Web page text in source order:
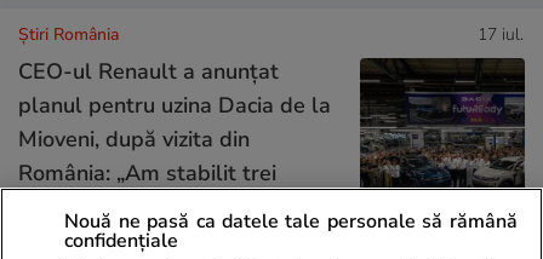
Știri România 17 iul.
CEO-ul Renault a anunțat
planul pentru uzina Dacia de la
Mioveni, după vizita din
România: „Am stabilit trei
priorități clare”
Nouă ne pasă ca datele tale personale să rămână
confidențiale